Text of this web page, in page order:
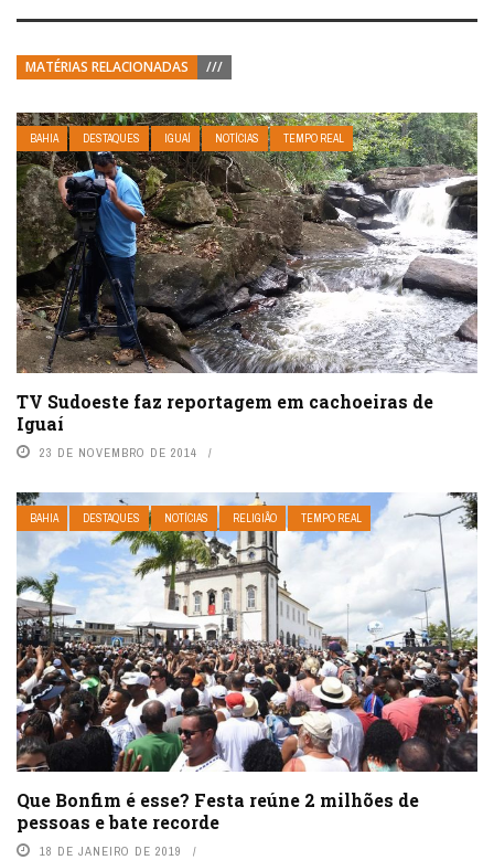
MATÉRIAS RELACIONADAS ///
BAHIA DESTAQUES IGUAÍ NOTÍCIAS TEMPO REAL
TV Sudoeste faz reportagem em cachoeiras de
Iguaí
23 DE NOVEMBRO DE 2014
BAHIA DESTAQUES NOTÍCIAS RELIGIÃO TEMPO REAL
Que Bonfim é esse? Festa reúne 2 milhões de
pessoas e bate recorde
18 DE JANEIRO DE 2019